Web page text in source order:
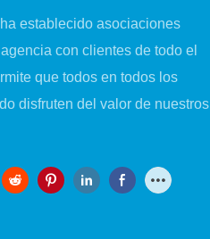
establecido asociaciones
con clientes de todo el
que todos en todos los
disfruten del valor de nuestros